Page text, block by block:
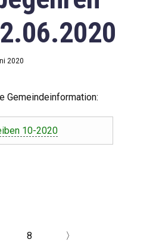
2020
Gemeindeinformation:
10-2020
8 〉